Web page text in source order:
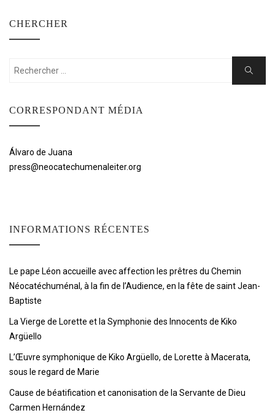
CHERCHER
Rechercher:
Chercher
CORRESPONDANT MÉDIA
Álvaro de Juana
press@neocatechumenaleiter.org
INFORMATIONS RÉCENTES
Le pape Léon accueille avec affection les prêtres du Chemin
Néocatéchuménal, à la fin de l’Audience, en la fête de saint Jean-
Baptiste
La Vierge de Lorette et la Symphonie des Innocents de Kiko
Argüello
L’Œuvre symphonique de Kiko Argüello, de Lorette à Macerata,
sous le regard de Marie
Cause de béatification et canonisation de la Servante de Dieu
Carmen Hernández